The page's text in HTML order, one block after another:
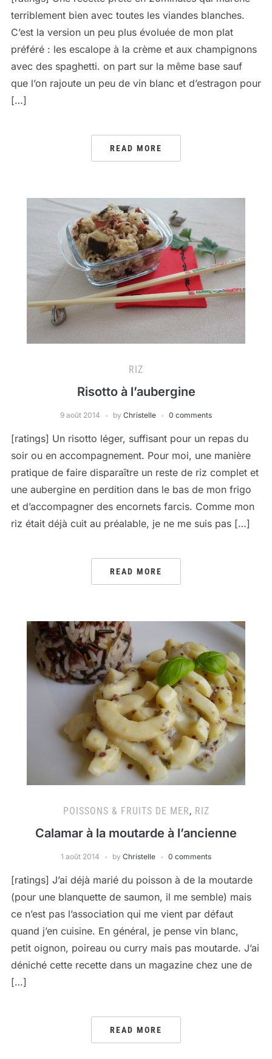
terriblement bien avec toutes les viandes blanches.
C’est la version un peu plus évoluée de mon plat
préféré : les escalope à la crème et aux champignons
avec des spaghetti. on part sur la même base sauf
que l’on rajoute un peu de vin blanc et d’estragon pour
[…]
READ MORE
RIZ
Risotto à l’aubergine
9 août 2014 by Christelle 0 comments
[ratings] Un risotto léger, suffisant pour un repas du
soir ou en accompagnement. Pour moi, une manière
pratique de faire disparaître un reste de riz complet et
une aubergine en perdition dans le bas de mon frigo
et d’accompagner des encornets farcis. Comme mon
riz était déjà cuit au préalable, je ne me suis pas […]
READ MORE
POISSONS & FRUITS DE MER, RIZ
Calamar à la moutarde à l’ancienne
1 août 2014 by Christelle 0 comments
[ratings] J’ai déjà marié du poisson à de la moutarde
(pour une blanquette de saumon, il me semble) mais
ce n’est pas l’association qui me vient par défaut
quand j’en cuisine. En général, je pense vin blanc,
petit oignon, poireau ou curry mais pas moutarde. J’ai
déniché cette recette dans un magazine chez une de
[…]
READ MORE